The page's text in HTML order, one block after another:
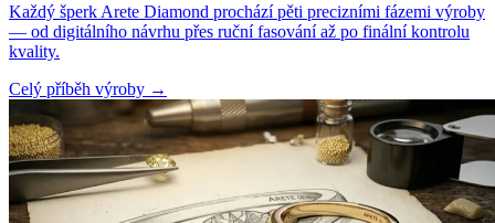
Každý šperk Arete Diamond prochází pěti precizními fázemi výroby
— od digitálního návrhu přes ruční fasování až po finální kontrolu
kvality.
Celý příběh výroby →